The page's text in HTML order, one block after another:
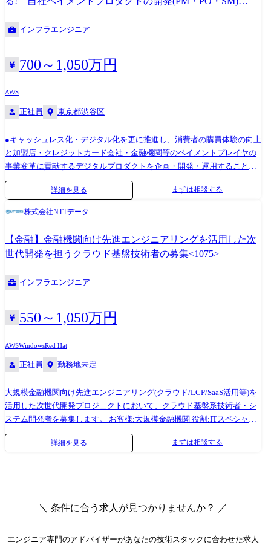
メンバーとして、幅広い知見・経験を活かしたプロジェクト推進をする
を構築していただきます。 また、システム開発における競争力の源泉と
生産性向上の施策を検討、実行していただきます。 【主なプロジェクト
内容・提案テーマ】 ・ 基盤領域における要件定義～テスト実施までの一
ご提案 【アサイン先想定】 ※以下①➁③それぞれに多数の案件がありま
す。 ①メディア業界インフラ →直近では、基幹系システムのAWSへの
クラウドリフト案件(AP:EKS、DB:RDS)を実施 ②エンタメ業界インフラ
→顧客向け情報提供WebシステムのAWSへのクラウドリフト案件PoC
やクラウドリフト案件を実施中 ③交通業界インフラ →顧客向けWebシ
ステムの次世代アーキテクチャ検討、PoCを実施中
インフラエンジニア
700～1,050万円
AWS
正社員 東京都渋谷区
●キャッシュレス化・デジタル化を更に推進し、消費者の購買体験の向上
と加盟店・クレジットカード会社・金融機関等のペイメントプレイヤの
事業変革に貢献するデジタルプロダクトを企画・開発・運用することが
ミッションです。 ●多くのペイメントプレイヤが抱える事業課題に対し
て、決済や顧客業務に対する豊富なノウハウとデジタルテクノロジーを
経験者を募集します。 ●入社後は、以下のような業務に取り組んでいた
だきます。 ・新規プロダクトの企画・開発・運用 ・提供中サービスの開
発・運用、顧客向けサービス提供業務 組織情報 加盟店(小売・流通・サ
た新たなビジネスの創出・拡大をミッションとする。
詳細を見る まずは相談する
株式会社NTTデータ
【金融】金融機関向け先進エンジニアリングを活用した次
世代開発を担うクラウド基盤技術者の募集<1075>
インフラエンジニア
550～1,050万円
AWSWindowsRed Hat
正社員 勤務地未定
大規模金融機関向け先進エンジニアリング(クラウド/LCP/SaaS活用等)を
活用した次世代開発プロジェクトにおいて、クラウド基盤系技術者・シ
ステム開発者を募集します。 お客様:大規模金融機関 役割:ITスペシャリ
スト/ITアーキテクト(クラウドを活用したプラットフォーム技術、データ
ベース技術) 業務内容:以下のいずれかをご担当頂く想定です。 ①自社決
詳細を見る まずは相談する
＼ 条件に合う求人が見つかりませんか？ ／
エンジニア専門のアドバイザーがあなたの技術スタックに合わせた求人